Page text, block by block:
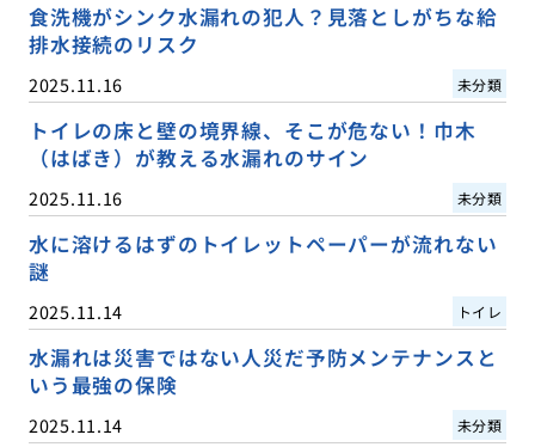
食洗機がシンク水漏れの犯人？見落としがちな給
排水接続のリスク
2025.11.16 未分類
トイレの床と壁の境界線、そこが危ない！巾木
（はばき）が教える水漏れのサイン
2025.11.16 未分類
水に溶けるはずのトイレットペーパーが流れない
謎
2025.11.14 トイレ
水漏れは災害ではない人災だ予防メンテナンスと
いう最強の保険
2025.11.14 未分類